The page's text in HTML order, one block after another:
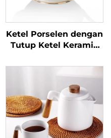
Ketel Porselen dengan
Tutup Ketel Keramik
Saringan untuk Teh
Kopi Air Pesta Teh
Rumah 34oz